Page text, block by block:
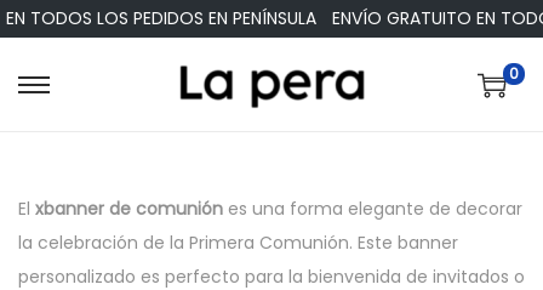
TODOS LOS PEDIDOS EN PENÍNSULA ENVÍO GRATUITO EN
S
t
a
r
S
t
a
r
0
El xbanner de comunión es una forma elegante de decorar
la celebración de la Primera Comunión. Este banner
personalizado es perfecto para la bienvenida de invitados o